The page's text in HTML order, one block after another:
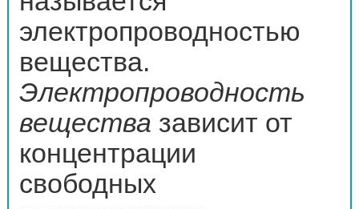
электропроводностью
вещества.
Электропроводность
вещества зависит от
концентрации
свободных